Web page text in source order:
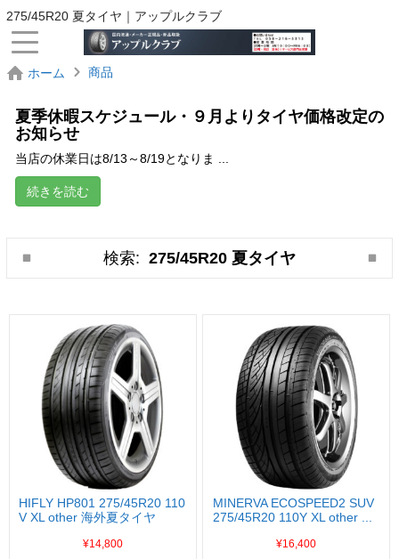
275/45R20 夏タイヤ｜アップルクラブ
ホーム 商品
夏季休暇スケジュール・９月よりタイヤ価格改定の
お知らせ
当店の休業日は8/13～8/19となりま ...
続きを読む
検索: 275/45R20 夏タイヤ
HIFLY HP801 275/45R20 110
V XL other 海外夏タイヤ
¥14,800
MINERVA ECOSPEED2 SUV
275/45R20 110Y XL other ...
¥16,400